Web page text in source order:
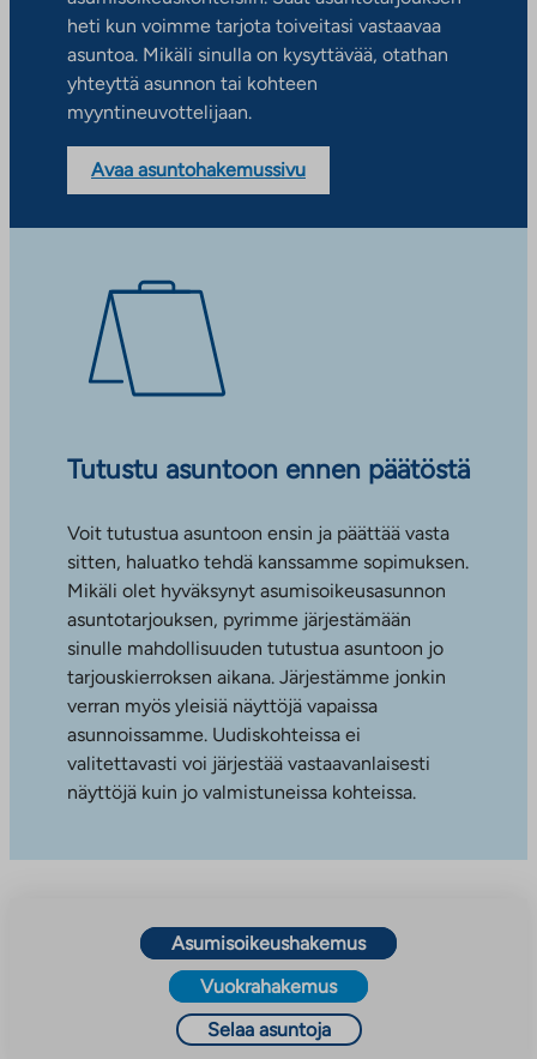
heti kun voimme tarjota toiveitasi vastaavaa
asuntoa. Mikäli sinulla on kysyttävää, otathan
yhteyttä asunnon tai kohteen
myyntineuvottelijaan.
Avaa asuntohakemussivu
Tutustu asuntoon ennen päätöstä
Voit tutustua asuntoon ensin ja päättää vasta
sitten, haluatko tehdä kanssamme sopimuksen.
Mikäli olet hyväksynyt asumisoikeusasunnon
asuntotarjouksen, pyrimme järjestämään
sinulle mahdollisuuden tutustua asuntoon jo
tarjouskierroksen aikana. Järjestämme jonkin
verran myös yleisiä näyttöjä vapaissa
asunnoissamme. Uudiskohteissa ei
valitettavasti voi järjestää vastaavanlaisesti
näyttöjä kuin jo valmistuneissa kohteissa.
Asumisoikeushakemus
Vuokrahakemus
Selaa asuntoja